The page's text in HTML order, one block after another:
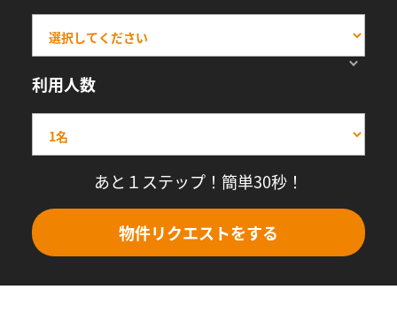
利用人数
あと１ステップ！簡単30秒！
物件リクエストをする